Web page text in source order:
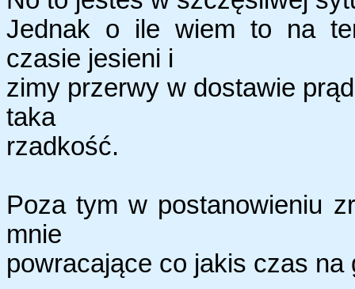
Jednak o ile wiem to na
czasie jesieni i
zimy przerwy w dostawie
taka
rzadkość.
Poza tym w postanowieniu
mnie
powracające co jakis czas na